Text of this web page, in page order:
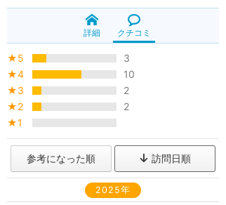
詳細 クチコミ
★5
3
★4
10
★3
2
★2
2
★1
参考になった順 訪問日順
2025年